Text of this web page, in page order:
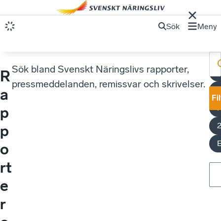
Sök Meny
R
a
p
p
o
rt
e
r
Sök bland Svenskt Näringslivs rapporter,
pressmeddelanden, remissvar och skrivelser.